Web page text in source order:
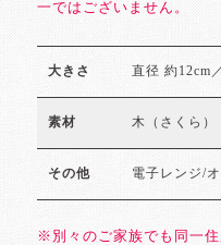
一ではございません。
大きさ 直径 約12cm
素材 木（さくら）
その他 電子レンジ/
※別々のご家族でも同一